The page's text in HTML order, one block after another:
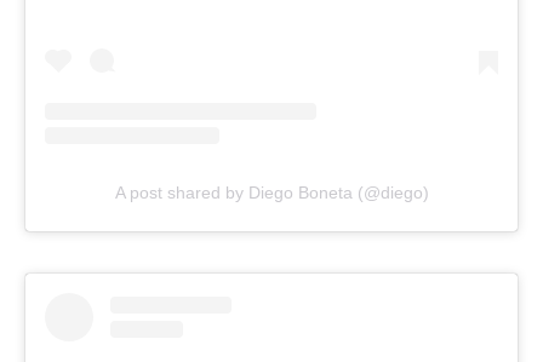
A post shared by Diego Boneta (@diego)